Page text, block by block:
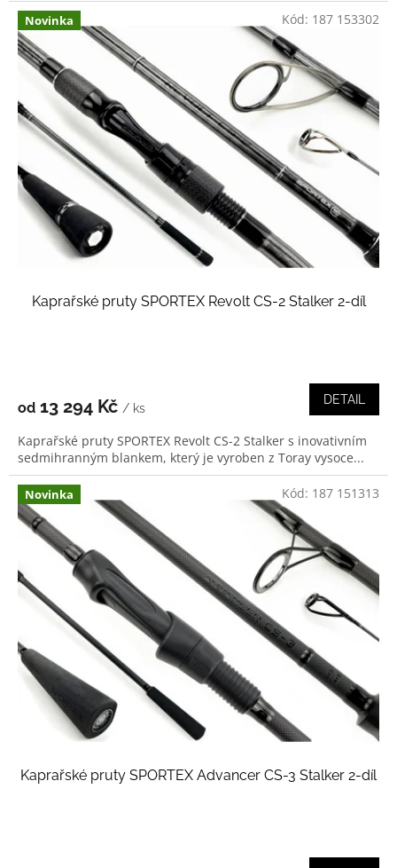
Novinka
Kaprařské pruty SPORTEX Revolt CS-2 Stalker 2-díl
od 13 294 Kč / ks
DETAIL
Kaprařské pruty SPORTEX Revolt CS-2 Stalker s inovativním
sedmihranným blankem, který je vyroben z Toray vysoce...
Kód: 187 153302
Novinka
Kaprařské pruty SPORTEX Advancer CS-3 Stalker 2-díl
Kód: 187 151313